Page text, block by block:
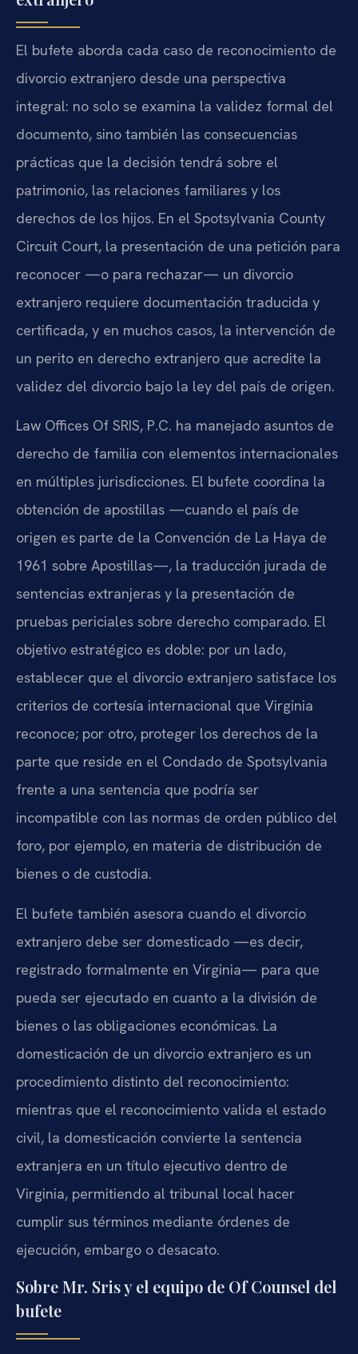
El bufete aborda cada caso de reconocimiento de
divorcio extranjero desde una perspectiva
integral: no solo se examina la validez formal del
documento, sino también las consecuencias
prácticas que la decisión tendrá sobre el
patrimonio, las relaciones familiares y los
derechos de los hijos. En el Spotsylvania County
Circuit Court, la presentación de una petición para
reconocer —o para rechazar— un divorcio
extranjero requiere documentación traducida y
certificada, y en muchos casos, la intervención de
un perito en derecho extranjero que acredite la
validez del divorcio bajo la ley del país de origen.
Law Offices Of SRIS, P.C. ha manejado asuntos de
derecho de familia con elementos internacionales
en múltiples jurisdicciones. El bufete coordina la
obtención de apostillas —cuando el país de
origen es parte de la Convención de La Haya de
1961 sobre Apostillas—, la traducción jurada de
sentencias extranjeras y la presentación de
pruebas periciales sobre derecho comparado. El
objetivo estratégico es doble: por un lado,
establecer que el divorcio extranjero satisface los
criterios de cortesía internacional que Virginia
reconoce; por otro, proteger los derechos de la
parte que reside en el Condado de Spotsylvania
frente a una sentencia que podría ser
incompatible con las normas de orden público del
foro, por ejemplo, en materia de distribución de
bienes o de custodia.
El bufete también asesora cuando el divorcio
extranjero debe ser domesticado —es decir,
registrado formalmente en Virginia— para que
pueda ser ejecutado en cuanto a la división de
bienes o las obligaciones económicas. La
domesticación de un divorcio extranjero es un
procedimiento distinto del reconocimiento:
mientras que el reconocimiento valida el estado
civil, la domesticación convierte la sentencia
extranjera en un título ejecutivo dentro de
Virginia, permitiendo al tribunal local hacer
cumplir sus términos mediante órdenes de
ejecución, embargo o desacato.
Sobre Mr. Sris y el equipo de Of Counsel del
bufete